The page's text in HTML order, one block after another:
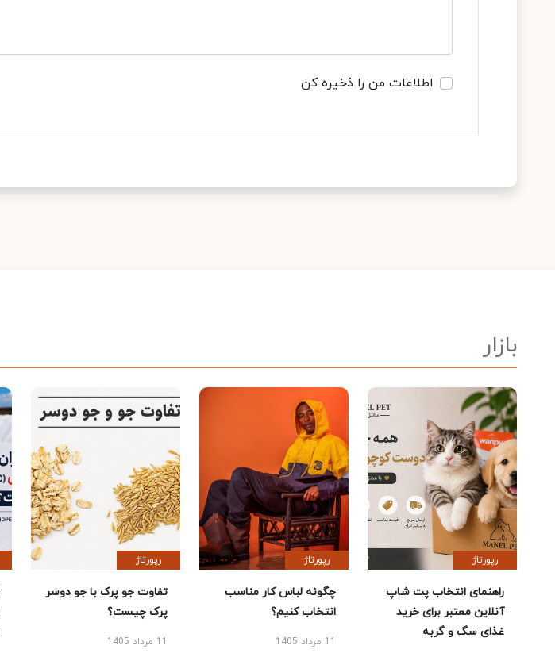
اطلاعات من را ذخیره کن
بازار
رپورتاژ
راهنمای انتخاب پت شاپ
آنلاین معتبر برای خرید
غذای سگ و گربه
رپورتاژ
چگونه لباس کار مناسب
انتخاب کنیم؟
11 مرداد 1405
رپورتاژ
تفاوت جو پرک با جو دوسر
پرک چیست؟
11 مرداد 1405